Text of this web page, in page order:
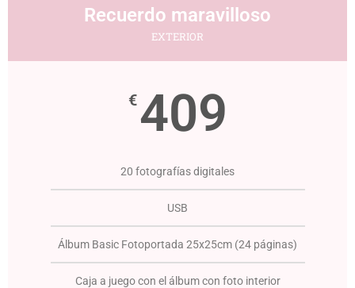
Recuerdo maravilloso
EXTERIOR
€409
20 fotografías digitales
USB
Álbum Basic Fotoportada 25x25cm (24 páginas)
Caja a juego con el álbum con foto interior